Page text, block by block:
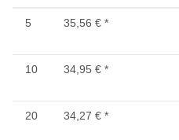
5 35,56 € *
10 34,95 € *
20 34,27 € *